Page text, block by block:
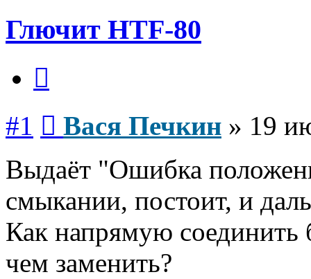
Глючит HTF-80
#1 Вася Печкин » 19
Выдаёт "Ошибка
смыкании, постоит, и
Как напрямую соединить
чем заменить?